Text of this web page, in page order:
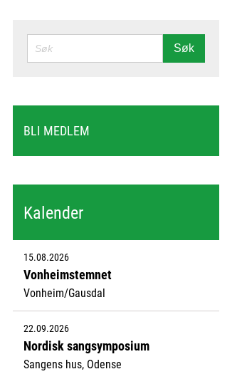
SØK Søk
BLI MEDLEM
Kalender
15.08.2026
Vonheimstemnet
Vonheim/Gausdal
22.09.2026
Nordisk sangsymposium
Sangens hus, Odense